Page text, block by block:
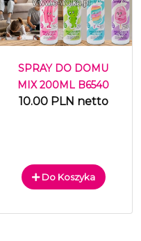
SPRAY DO DOMU
MIX 200ML B6540
10.00 PLN netto
Do Koszyka